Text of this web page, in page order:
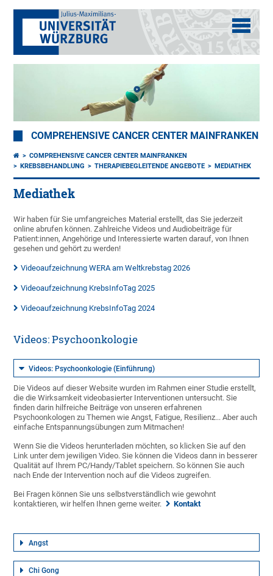
COMPREHENSIVE CANCER CENTER MAINFRANKEN
COMPREHENSIVE CANCER CENTER MAINFRANKEN
KREBSBEHANDLUNG
THERAPIEBEGLEITENDE ANGEBOTE MEDIATHEK
Mediathek
Wir haben für Sie umfangreiches Material erstellt, das Sie jederzeit
online abrufen können. Zahlreiche Videos und Audiobeiträge für
Patient:innen, Angehörige und Interessierte warten darauf, von Ihnen
gesehen und gehört zu werden!
Videoaufzeichnung WERA am Weltkrebstag 2026
Videoaufzeichnung KrebsInfoTag 2025
Videoaufzeichnung KrebsInfoTag 2024
Videos: Psychoonkologie
Videos: Psychoonkologie (Einführung)
Die Videos auf dieser Website wurden im Rahmen einer Studie erstellt,
die die Wirksamkeit videobasierter Interventionen untersucht. Sie
finden darin hilfreiche Beiträge von unseren erfahrenen
Psychoonkologen zu Themen wie Angst, Fatigue, Resilienz... Aber auch
einfache Entspannungsübungen zum Mitmachen!
Wenn Sie die Videos herunterladen möchten, so klicken Sie auf den
Link unter dem jewiligen Video. Sie können die Videos dann in besserer
Qualität auf Ihrem PC/Handy/Tablet speichern. So können Sie auch
nach Ende der Intervention noch auf die Videos zugreifen.
Bei Fragen können Sie uns selbstverständlich wie gewohnt
kontaktieren, wir helfen Ihnen gerne weiter.
Kontakt
Angst
Chi Gong